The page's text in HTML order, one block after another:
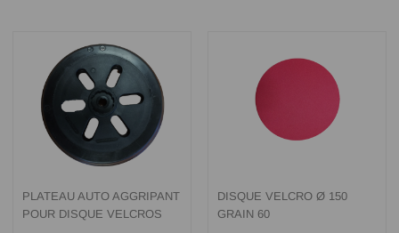
PLATEAU AUTO AGGRIPANT
POUR DISQUE VELCROS
DISQUE VELCRO Ø 150
GRAIN 60